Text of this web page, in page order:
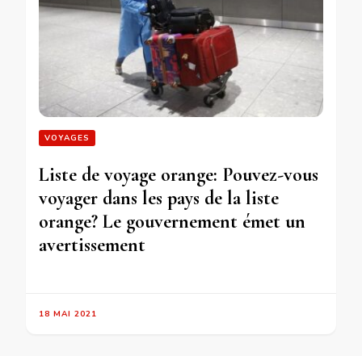
VOYAGES
Liste de voyage orange: Pouvez-vous
voyager dans les pays de la liste
orange? Le gouvernement émet un
avertissement
18 MAI 2021